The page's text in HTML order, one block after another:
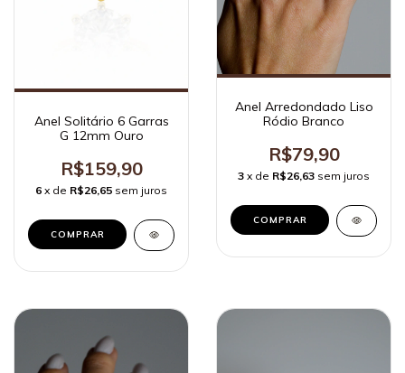
Anel Solitário 6 Garras
G 12mm Ouro
R$159,90
6 x de R$26,65 sem juros
COMPRAR
Anel Arredondado Liso
Ródio Branco
R$79,90
3 x de R$26,63 sem juros
COMPRAR